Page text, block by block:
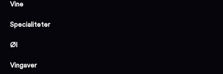
Vine
Specialiteter
Øl
Vingaver